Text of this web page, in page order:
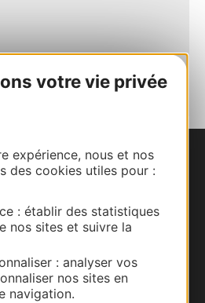
votre vie privée
expérience, nous et nos
des cookies utiles pour :
: établir des statistiques
nos sites et suivre la
: analyser vos
nos sites en
navigation.